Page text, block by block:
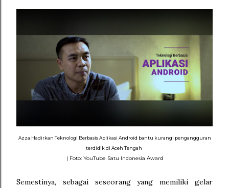
Azza Hadirkan Teknologi Berbasis Aplikasi Android bantu kurangi pengangguran
terdidik di Aceh Tengah
| Foto: YouTube Satu Indonesia Award
Semestinya, sebagai seseorang yang memiliki gelar